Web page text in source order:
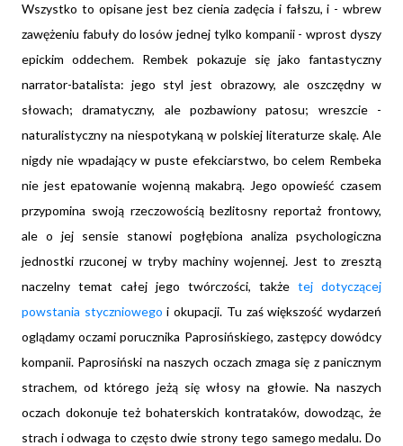
Wszystko to opisane jest bez cienia zadęcia i fałszu, i - wbrew
zawężeniu fabuły do losów jednej tylko kompanii - wprost dyszy
epickim oddechem. Rembek pokazuje się jako fantastyczny
narrator-batalista: jego styl jest obrazowy, ale oszczędny w
słowach; dramatyczny, ale pozbawiony patosu; wreszcie -
naturalistyczny na niespotykaną w polskiej literaturze skalę. Ale
nigdy nie wpadający w puste efekciarstwo, bo celem Rembeka
nie jest epatowanie wojenną makabrą. Jego opowieść czasem
przypomina swoją rzeczowością bezlitosny reportaż frontowy,
ale o jej sensie stanowi pogłębiona analiza psychologiczna
jednostki rzuconej w tryby machiny wojennej. Jest to zresztą
naczelny temat całej jego twórczości, także tej dotyczącej
powstania styczniowego i okupacji. Tu zaś większość wydarzeń
oglądamy oczami porucznika Paprosińskiego, zastępcy dowódcy
kompanii. Paprosiński na naszych oczach zmaga się z panicznym
strachem, od którego jeżą się włosy na głowie. Na naszych
oczach dokonuje też bohaterskich kontrataków, dowodząc, że
strach i odwaga to często dwie strony tego samego medalu. Do